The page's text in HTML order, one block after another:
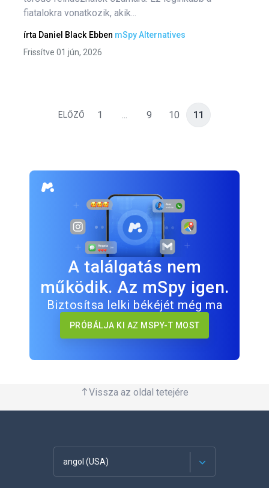
fiatalokra vonatkozik, akik...
írta Daniel Black Ebben mSpy Alternatives
Frissítve 01 jún, 2026
ELŐZŐ 1 ... 9 10 11
A találgatás nem
működik. Az mSpy igen.
Biztosítsa lelki békéjét még ma
PRÓBÁLJA KI AZ MSPY-T MOST
Vissza az oldal tetejére
angol (USA)